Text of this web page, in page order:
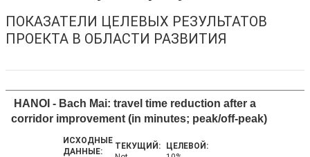
ПОКАЗАТЕЛИ ЦЕЛЕВЫХ РЕЗУЛЬТАТОВ
ПРОЕКТА В ОБЛАСТИ РАЗВИТИЯ
HANOI - Bach Mai: travel time reduction after a
corridor improvement (in minutes; peak/off-peak)